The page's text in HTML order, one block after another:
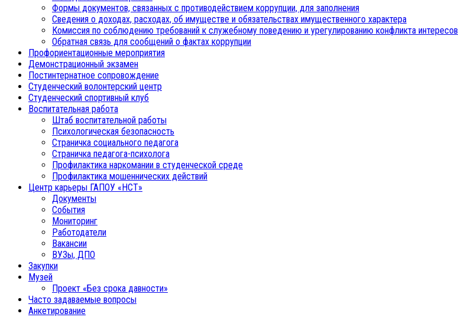
Формы документов, связанных с противодействием коррупции, для заполнения
Сведения о доходах, расходах, об имуществе и обязательствах имущественного характера
Комиссия по соблюдению требований к служебному поведению и урегулированию конфликта интересов
Обратная связь для сообщений о фактах коррупции
Профориентационные мероприятия
Демонстрационный экзамен
Постинтернатное сопровождение
Студенческий волонтерский центр
Студенческий спортивный клуб
Воспитательная работа
Штаб воспитательной работы
Психологическая безопасность
Страничка социального педагога
Страничка педагога-психолога
Профилактика наркомании в студенческой среде
Профилактика мошеннических действий
Центр карьеры ГАПОУ «НСТ»
Документы
События
Мониторинг
Работодатели
Вакансии
ВУЗы, ДПО
Закупки
Музей
Проект «Без срока давности»
Часто задаваемые вопросы
Анкетирование